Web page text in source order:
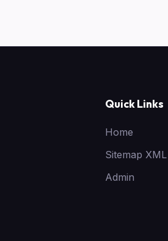
Quick Links
Home
Sitemap XML
Admin